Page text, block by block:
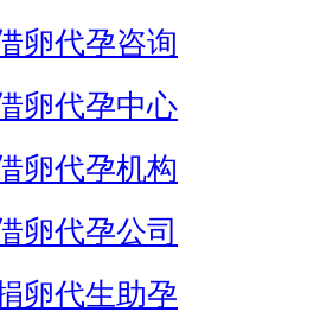
卵代孕咨询
卵代孕中心
卵代孕机构
卵代孕公司
卵代生助孕